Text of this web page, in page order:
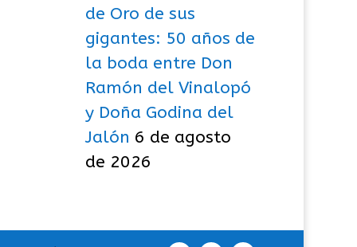
de Oro de sus
gigantes: 50 años de
la boda entre Don
Ramón del Vinalopó
y Doña Godina del
Jalón 6 de agosto
de 2026